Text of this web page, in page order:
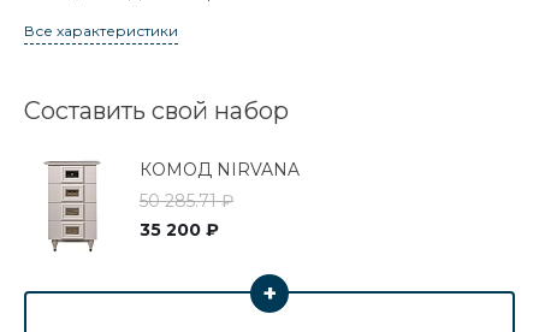
Все характеристики
Составить свой набор
КОМОД NIRVANA
50 285.71 ₽
35 200 ₽
+